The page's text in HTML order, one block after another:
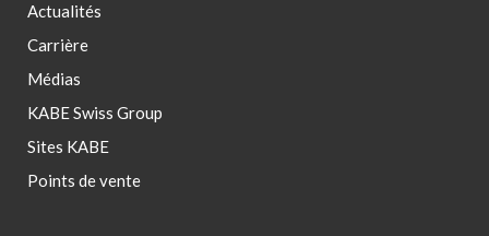
Actualités
Carrière
Médias
KABE Swiss Group
Sites KABE
Points de vente